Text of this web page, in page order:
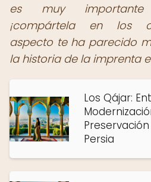
es muy
¡compártela en los
aspecto te ha parecido
la historia de la imprenta
Los Qájar:
Persia